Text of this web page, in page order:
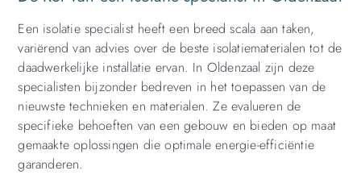
Een isolatie specialist heeft een breed scala aan taken,
variërend van advies over de beste isolatiematerialen tot de
daadwerkelijke installatie ervan. In Oldenzaal zijn deze
specialisten bijzonder bedreven in het toepassen van de
nieuwste technieken en materialen. Ze evalueren de
specifieke behoeften van een gebouw en bieden op maat
gemaakte oplossingen die optimale energie-efficiëntie
garanderen.